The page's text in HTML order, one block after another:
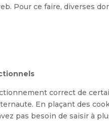
Pour ce faire, diverses
correct de
En plaçant des
pas besoin de saisir à